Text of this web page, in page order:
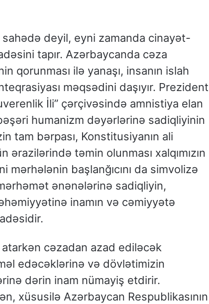
deyil, eyni zamanda cinayət-
tapır. Azərbaycanda cəza
qorunması ilə yanaşı, insanın islah
məqsədini daşıyır. Prezident
İli” çərçivəsində amnistiya elan
humanizm dəyərlərinə sadiqliyinin
tam bərpası, Konstitusiyanın ali
təmin olunması xalqımızın
mərhələnin başlanğıcını da simvolizə
ənənələrinə sadiqliyin,
inamın və cəmiyyətə
cəzadan azad ediləcək
edəcəklərinə və dövlətimizin
dərin inam nümayiş etdirir.
xüsusilə Azərbaycan Respublikasının